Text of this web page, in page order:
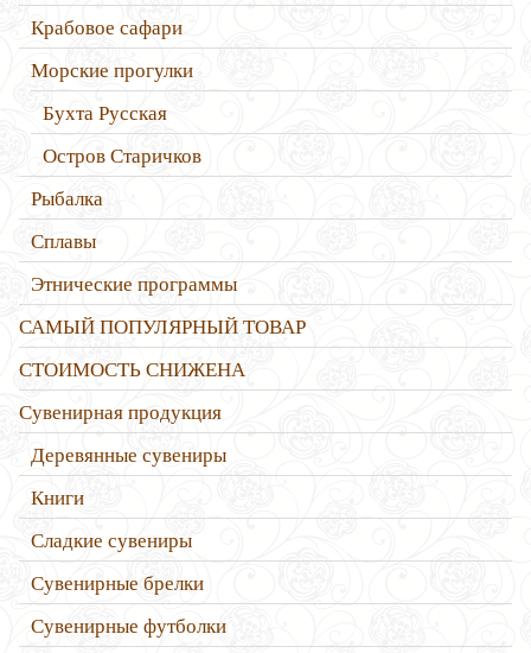
Крабовое сафари
Морские прогулки
Бухта Русская
Остров Старичков
Рыбалка
Сплавы
Этнические программы
САМЫЙ ПОПУЛЯРНЫЙ ТОВАР
СТОИМОСТЬ СНИЖЕНА
Сувенирная продукция
Деревянные сувениры
Книги
Сладкие сувениры
Сувенирные брелки
Сувенирные футболки